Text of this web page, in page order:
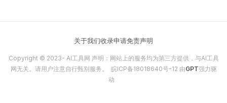
关于我们收录申请免责声明
Copyright © 2023- AI工具网 声明：网站上的服务均为第三方提供，与AI工具
网无关。请用户注意自行甄别服务。 皖ICP备18018640号-12 由GPT强力驱
动